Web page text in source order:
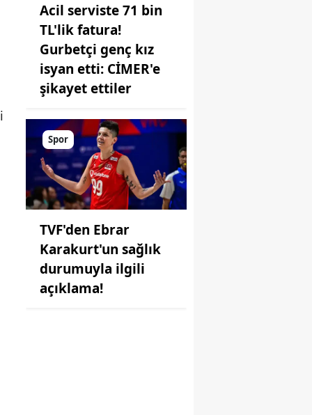
Acil serviste 71 bin
TL'lik fatura!
Gurbetçi genç kız
isyan etti: CİMER'e
şikayet ettiler
Spor
TVF'den Ebrar
Karakurt'un sağlık
durumuyla ilgili
açıklama!